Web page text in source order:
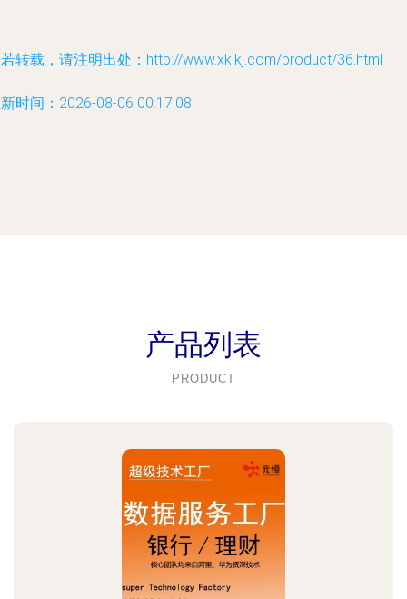
转载，请注明出处：http://www.xkikj.com/product/36.html
时间：2026-08-06 00:17:08
产品列表
PRODUCT